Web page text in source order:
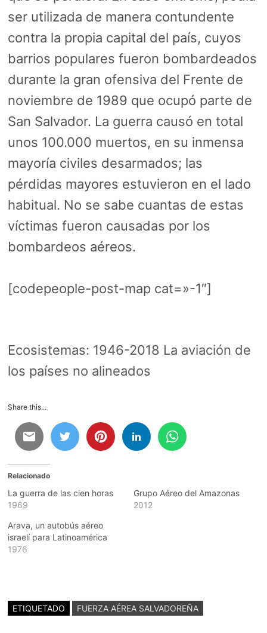
ser utilizada de manera contundente
contra la propia capital del país, cuyos
barrios populares fueron bombardeados
durante la gran ofensiva del Frente de
noviembre de 1989 que ocupó parte de
San Salvador. La guerra causó en total
unos 100.000 muertos, en su inmensa
mayoría civiles desarmados; las
pérdidas mayores estuvieron en el lado
habitual. No se sabe cuantas de estas
víctimas fueron causadas por los
bombardeos aéreos.
[codepeople-post-map cat=»-1″]
Ecosistemas: 1946-2018 La aviación de
los países no alineados
Share this...
Relacionado
La guerra de las cien horas
1969
Grupo Aéreo del Amazonas
2012
Arava, un autobús aéreo
israelí para Latinoamérica
1976
ETIQUETADO FUERZA AÉREA SALVADOREÑA